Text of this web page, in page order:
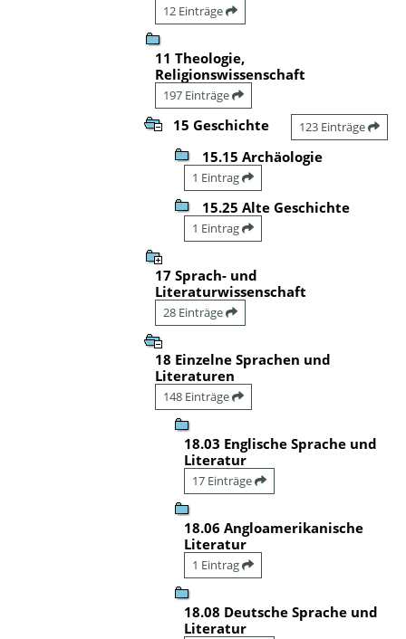
12 Einträge
11 Theologie,
Religionswissenschaft
197 Einträge
15 Geschichte 123 Einträge
15.15 Archäologie
1 Eintrag
15.25 Alte Geschichte
1 Eintrag
17 Sprach- und
Literaturwissenschaft
28 Einträge
18 Einzelne Sprachen und
Literaturen
148 Einträge
18.03 Englische Sprache und
Literatur
17 Einträge
18.06 Angloamerikanische
Literatur
1 Eintrag
18.08 Deutsche Sprache und
Literatur